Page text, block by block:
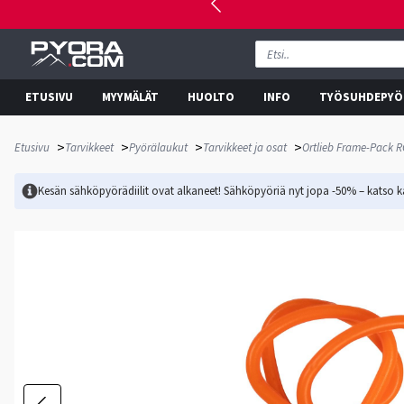
ETUSIVU MYYMÄLÄT HUOLTO INFO
Etusivu >Tarvikkeet >Pyörälaukut >Tarvikkeet ja osat >Ortlieb Frame-Pack
Kesän sähköpyörädiilit ovat alkaneet! Sähköpyöriä nyt jopa -50% – katso